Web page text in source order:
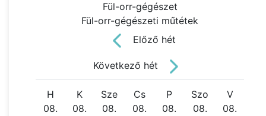
Fül-orr-gégészet
Fül-orr-gégészeti műtétek
Előző hét
Következő hét
H
08.
K
08.
Sze
08.
Cs
08.
P
08.
Szo
08.
V
08.